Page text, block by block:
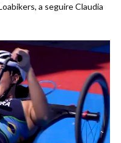
a seguire Claudia